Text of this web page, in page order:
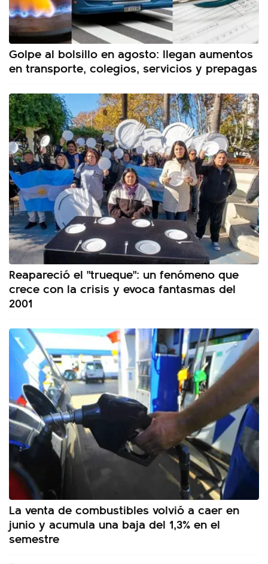
Golpe al bolsillo en agosto: llegan aumentos
en transporte, colegios, servicios y prepagas
Reapareció el "trueque": un fenómeno que
crece con la crisis y evoca fantasmas del
2001
La venta de combustibles volvió a caer en
junio y acumula una baja del 1,3% en el
semestre